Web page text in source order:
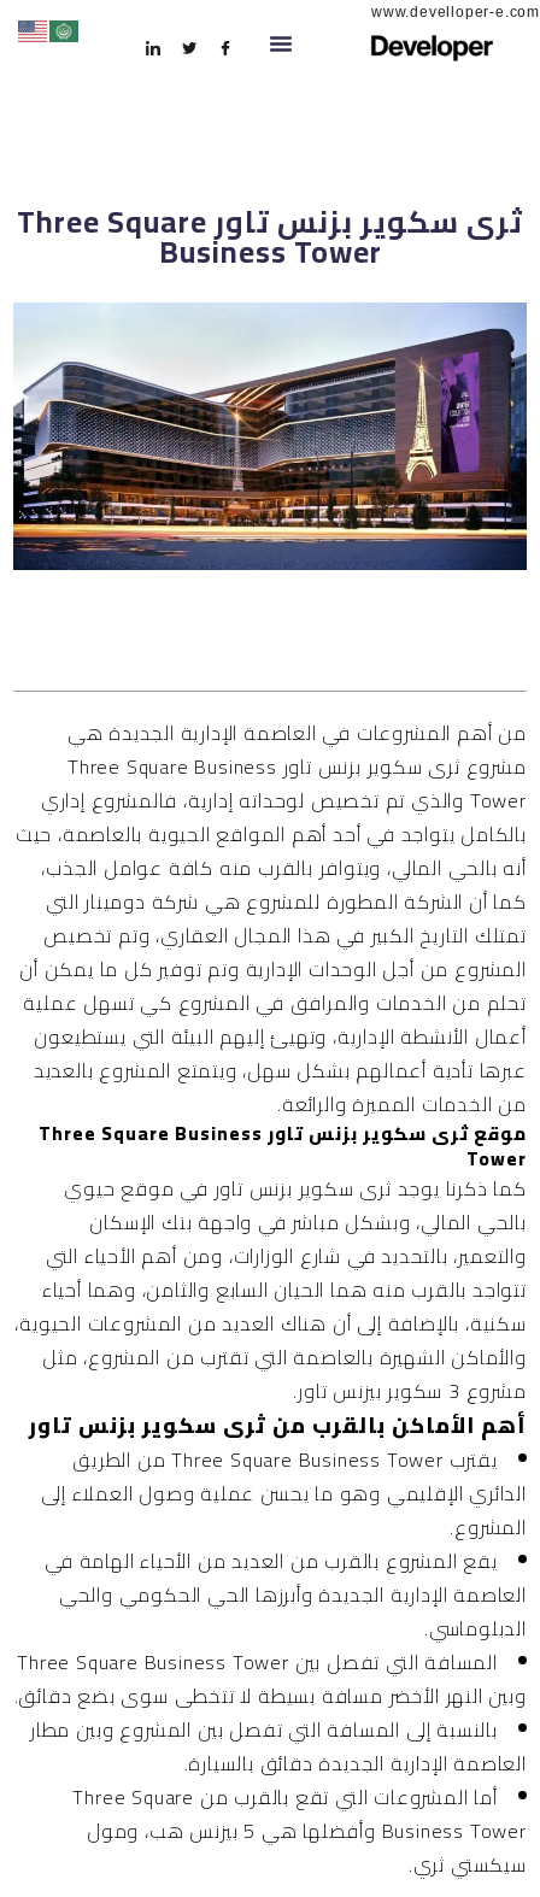
www.develloper-e.com
ثرى سكوير بزنس تاور Three Square
Business Tower
من أهم المشروعات في العاصمة الإدارية الجديدة هي
مشروع ثرى سكوير بزنس تاور Three Square Business
Tower والذي تم تخصيص لوحداته إدارية، فالمشروع إداري
بالكامل يتواجد في أحد أهم المواقع الحيوية بالعاصمة، حيث
أنه بالحي المالي، ويتوافر بالقرب منه كافة عوامل الجذب،
كما أن الشركة المطورة للمشروع هي شركة دومينار التي
تمتلك التاريخ الكبير في هذا المجال العقاري، وتم تخصيص
المشروع من أجل الوحدات الإدارية وتم توفير كل ما يمكن أن
تحلم من الخدمات والمرافق في المشروع كي تسهل عملية
أعمال الأنشطة الإدارية، وتهيئ إليهم البيئة التي يستطيعون
عبرها تأدية أعمالهم بشكل سهل، ويتمتع المشروع بالعديد
من الخدمات المميزة والرائعة.
موقع ثرى سكوير بزنس تاور Three Square Business
Tower
كما ذكرنا يوجد ثرى سكوير بزنس تاور في موقع حيوي
بالحي المالي، وبشكل مباشر في واجهة بنك الإسكان
والتعمير، بالتحديد في شارع الوزارات، ومن أهم الأحياء التي
تتواجد بالقرب منه هما الحيان السابع والثامن، وهما أحياء
سكنية، بالإضافة إلى أن هناك العديد من المشروعات الحيوية،
والأماكن الشهيرة بالعاصمة التي تقترب من المشروع، مثل
مشروع 3 سكوير بيزنس تاور.
أهم الأماكن بالقرب من ثرى سكوير بزنس تاور
يقترب Three Square Business Tower من الطريق
الدائري الإقليمي وهو ما يحسن عملية وصول العملاء إلى
المشروع.
يقع المشروع بالقرب من العديد من الأحياء الهامة في
العاصمة الإدارية الجديدة وأبرزها الحي الحكومي والحي
الدبلوماسي.
المسافة التي تفصل بين Three Square Business Tower
وبين النهر الأخضر مسافة بسيطة لا تتخطى سوى بضع دقائق.
بالنسبة إلى المسافة التي تفصل بين المشروع وبين مطار
العاصمة الإدارية الجديدة دقائق بالسيارة.
أما المشروعات التي تقع بالقرب من Three Square
Business Tower وأفضلها هي 5 بيزنس هب، ومول
سيكستي ثري.